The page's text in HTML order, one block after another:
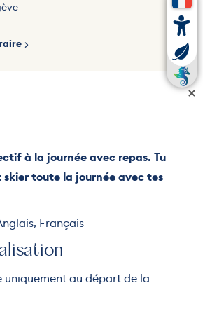
à la journée avec repas. Tu
skier toute la journée avec tes
Français
uniquement au départ de la